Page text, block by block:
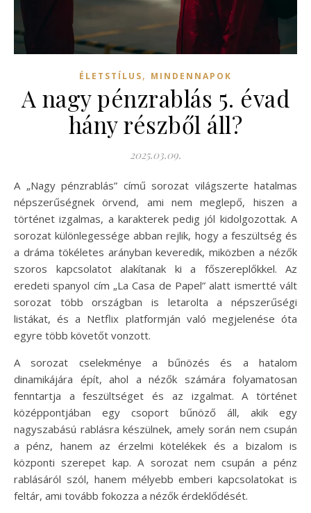
ÉLETSTÍLUS, MINDENNAPOK
A nagy pénzrablás 5. évad
hány részből áll?
2025.03.09.
A „Nagy pénzrablás” című sorozat világszerte hatalmas
népszerűségnek örvend, ami nem meglepő, hiszen a
történet izgalmas, a karakterek pedig jól kidolgozottak. A
sorozat különlegessége abban rejlik, hogy a feszültség és
a dráma tökéletes arányban keveredik, miközben a nézők
szoros kapcsolatot alakítanak ki a főszereplőkkel. Az
eredeti spanyol cím „La Casa de Papel” alatt ismertté vált
sorozat több országban is letarolta a népszerűségi
listákat, és a Netflix platformján való megjelenése óta
egyre több követőt vonzott.
A sorozat cselekménye a bűnözés és a hatalom
dinamikájára épít, ahol a nézők számára folyamatosan
fenntartja a feszültséget és az izgalmat. A történet
középpontjában egy csoport bűnöző áll, akik egy
nagyszabású rablásra készülnek, amely során nem csupán
a pénz, hanem az érzelmi kötelékek és a bizalom is
központi szerepet kap. A sorozat nem csupán a pénz
rablásáról szól, hanem mélyebb emberi kapcsolatokat is
feltár, ami tovább fokozza a nézők érdeklődését.